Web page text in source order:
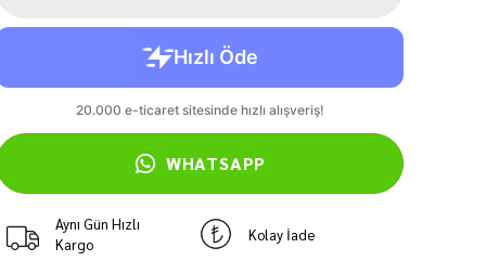
WHATSAPP
Aynı Gün Hızlı
Kargo
Kolay İade